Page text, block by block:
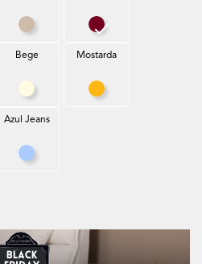
Taupe Bordeaux
Bege Mostarda
Mostarda
Azul Jeans
Azul Jeans